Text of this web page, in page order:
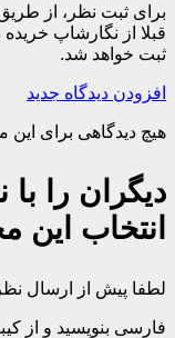
برای ثبت نظر، از طریق
قبلا از نگارشاپ
ثبت خواهد شد.
افزودن دیدگاه جدید
هیچ دیدگاهی برای
دیگران را
انتخاب این
لطفا پیش از ارسال
فارسی بنویسید و از